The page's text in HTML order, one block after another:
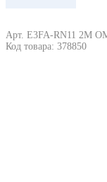
Арт. E3FA-RN11 2M
Код товара: 378850